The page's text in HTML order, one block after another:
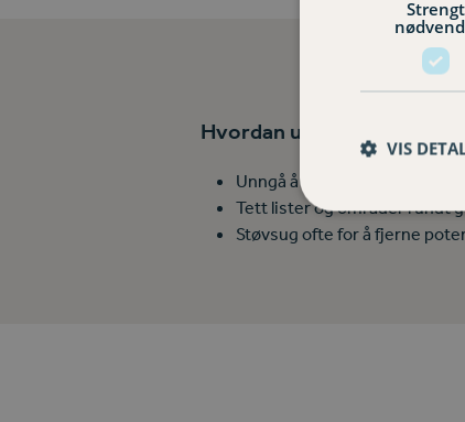
Hvordan unngå å få
Unngå å pakke opp papp og
Tett lister og områder rundt
Støvsug ofte for å fjerne
Strengt
VIS